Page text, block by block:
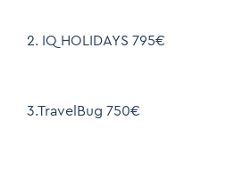
2. IQ HOLIDAYS 795€
3.TravelBug 750€